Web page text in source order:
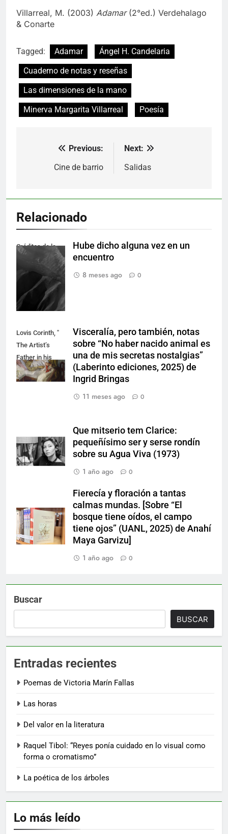
Villarreal, M. (2003) Adamar (2°ed.) Verdehalago
& Conarte
Tagged: Adamar
Ángel H. Candelaria
Cuaderno de notas y reseñas
Las dimensiones de la mano
Minerva Margarita Villarreal
Poesía
Navegación
Previous:
Cine de barrio
Next:
Salidas
Relacionado
Créditos de la
imagen: Ulises
León.
Hube dicho alguna vez en un
encuentro
8 meses ago
0
Lovis Corinth, "
The Artist’s
Father in his
Sickbed", 1888
Visceralía, pero también, notas
sobre “No haber nacido animal es
una de mis secretas nostalgias”
(Laberinto ediciones, 2025) de
Ingrid Bringas
11 meses ago
0
Que mitserio tem Clarice:
pequeñísimo ser y serse rondín
sobre su Agua Viva (1973)
1 año ago
0
Fierecía y floración a tantas
calmas mundas. [Sobre “El
bosque tiene oídos, el campo
tiene ojos” (UANL, 2025) de Anahí
Maya Garvizu]
1 año ago
0
Buscar
BUSCAR
Entradas recientes
Poemas de Victoria Marín Fallas
Las horas
Del valor en la literatura
Raquel Tibol: “Reyes ponía cuidado en lo visual como
forma o cromatismo”
La poética de los árboles
Lo más leído